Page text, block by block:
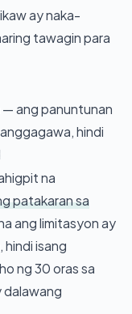
ay naka-
tawagin para
— ang panuntunan
hindi
na
patakaran sa
ang limitasyon ay
isang
ng 30 oras sa
dalawang